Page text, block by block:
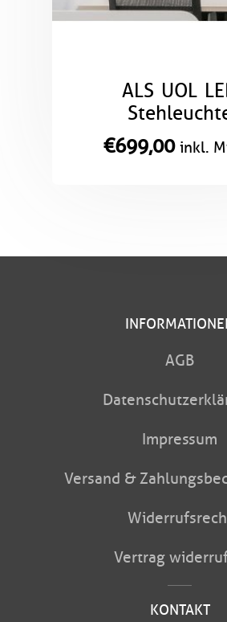
ALS UOL
€699,00 inkl.
AGB
Impressum
Versand &
Vertrag
KONTAKT